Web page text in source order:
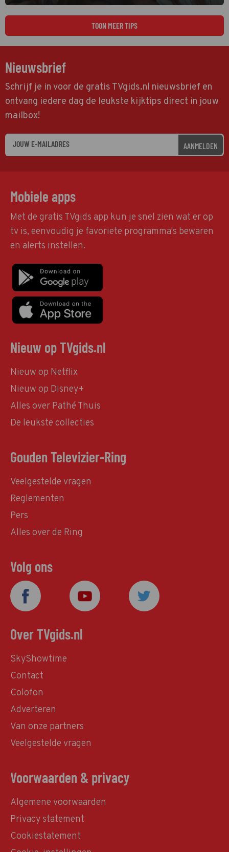
TOON MEER TIPS
Nieuwsbrief
Schrijf je in voor de gratis TVgids.nl nieuwsbrief en
ontvang iedere dag de leukste kijktips direct in jouw
mailbox!
AANMELDEN
Mobiele apps
Met de gratis TVgids app kun je snel zien wat er op
tv is, eenvoudig je favoriete programma's bewaren
en alerts instellen.
Nieuw op TVgids.nl
Nieuw op Netflix
Nieuw op Disney+
Alles over Pathé Thuis
De leukste collecties
Gouden Televizier-Ring
Veelgestelde vragen
Reglementen
Pers
Alles over de Ring
Volg ons
Over TVgids.nl
SkyShowtime
Contact
Colofon
Adverteren
Van onze partners
Veelgestelde vragen
Voorwaarden & privacy
Algemene voorwaarden
Privacy statement
Cookiestatement